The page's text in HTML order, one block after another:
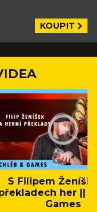
KOUPIT
S Filipem
her ||
Games